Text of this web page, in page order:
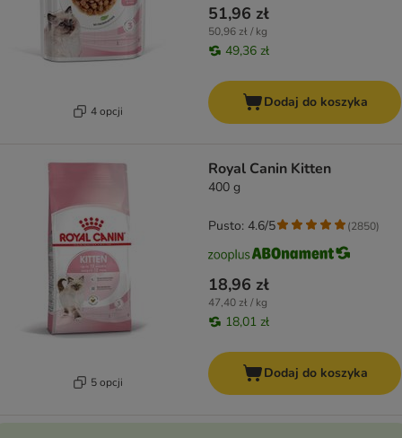
4 opcji
51,96 zł
50,96 zł / kg
49,36 zł
Dodaj do koszyka
5 opcji
Royal Canin Kitten
400 g
18,96 zł
47,40 zł / kg
18,01 zł
Pusto: 4.6/5 (2850)
Dodaj do koszyka